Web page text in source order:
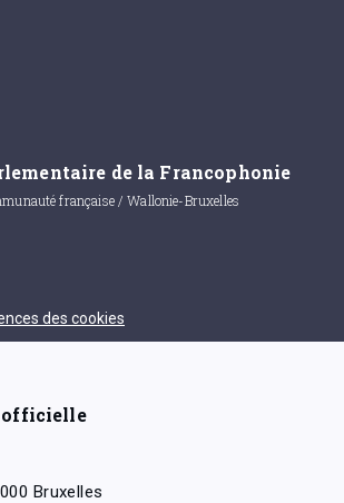
de la Francophonie
française / Wallonie-Bruxelles
des cookies
officielle
Bruxelles